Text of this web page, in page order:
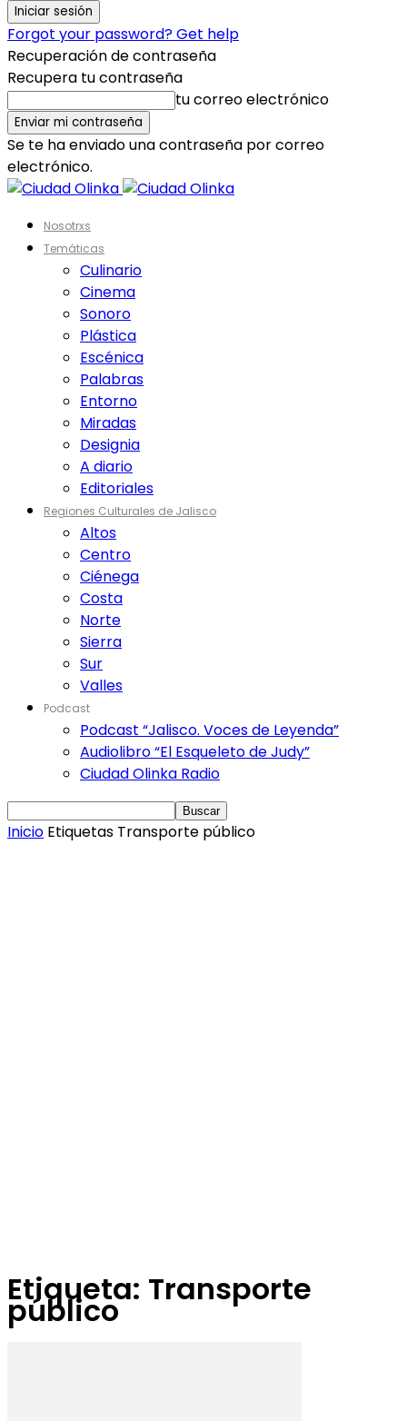
Forgot your password? Get help
Recuperación de contraseña
Recupera tu contraseña
tu correo electrónico
Se te ha enviado una contraseña por correo
electrónico.
Nosotrxs
Temáticas
Culinario
Cinema
Sonoro
Plástica
Escénica
Palabras
Entorno
Miradas
Designia
A diario
Editoriales
Regiones Culturales de Jalisco
Altos
Centro
Ciénega
Costa
Norte
Sierra
Sur
Valles
Podcast
Podcast “Jalisco. Voces de Leyenda”
Audiolibro “El Esqueleto de Judy”
Ciudad Olinka Radio
Inicio Etiquetas Transporte público
Etiqueta: Transporte
público